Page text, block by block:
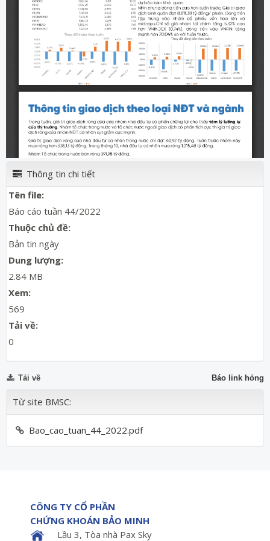
Thông tin chi tiết
Tên file:
Báo cáo tuần 44/2022
Thuộc chủ đề:
Bản tin ngày
Dung lượng:
2.84 MB
Xem:
569
Tải về:
0
Báo link hỏng
Tải về
Từ site BMSC:
Bao_cao_tuan_44_2022.pdf
CÔNG TY CỔ PHẦN
CHỨNG KHOÁN BẢO MINH
Lầu 3, Tòa nhà Pax Sky